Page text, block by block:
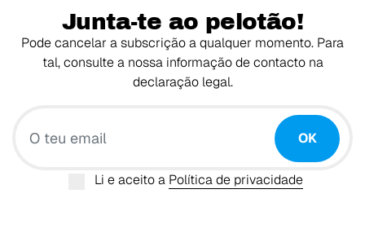
Junta-te ao pelotão!
Pode cancelar a subscrição a qualquer momento. Para
tal, consulte a nossa informação de contacto na
declaração legal.
OK
Li e aceito a Política de privacidade